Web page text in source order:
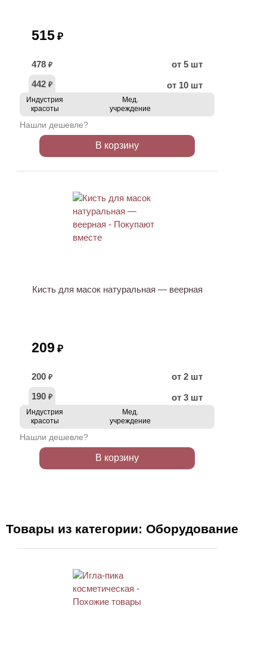
515 ₽
478 ₽
от 5 шт
442 ₽ от 10 шт
Индустрия
красоты
Мед.
учреждение
Нашли дешевле?
В корзину
Кисть для масок натуральная — веерная
209 ₽
200 ₽
от 2 шт
190 ₽ от 3 шт
Индустрия
красоты
Мед.
учреждение
Нашли дешевле?
В корзину
Товары из категории: Оборудование